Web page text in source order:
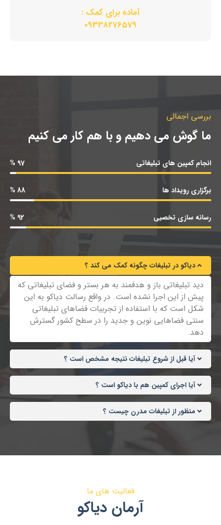
آماده برای کمک :
09338276579
بررسی اجمالی
ما گوش می دهیم و با هم کار می کنیم
انجام کمپین های تبلیغاتی 97 %
برگزاری رویداد ها 88 %
رسانه سازی تخصیی 92 %
دیاکو در تبلیغات چگونه کمک می کند ؟
دید تبلیغاتی باز و هدفمند به هر بستر و فضای تبلیغاتی که
پیش از این اجرا نشده است. در واقع رسالت دیاکو به این
شکل است که با استفاده از تجربیات فضاهای تبلیغاتی
سنتی فضاهایی نوین و جدید را در سطح کشور گسترش
دهد.
آیا قبل از شروع تبلیغات نتیجه مشخص است ؟
آیا اجرای کمپین هم با دیاکو است ؟
منظور از تبلیغات مدرن چیست ؟
فعالیت های ما
آرمان دیاکو